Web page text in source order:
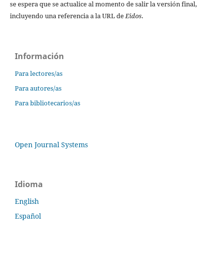
se espera que se actualice al momento de salir la versión final,
incluyendo una referencia a la URL deEidos.
Información
Para lectores/as
Para autores/as
Para bibliotecarios/as
Open Journal Systems
Idioma
English
Español